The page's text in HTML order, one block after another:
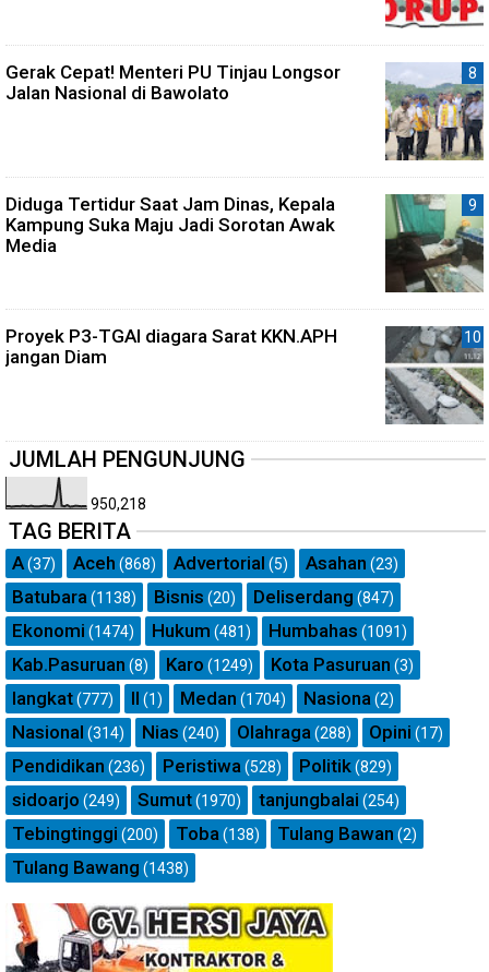
Gerak Cepat! Menteri PU Tinjau Longsor
Jalan Nasional di Bawolato
Diduga Tertidur Saat Jam Dinas, Kepala
Kampung Suka Maju Jadi Sorotan Awak
Media
Proyek P3-TGAI diagara Sarat KKN.APH
jangan Diam
JUMLAH PENGUNJUNG
950,218
TAG BERITA
A(37) Aceh (868) Advertorial (5) Asahan (23)
Batubara(1138) Bisnis (20) Deliserdang (847)
Ekonomi (1474) Hukum (481) Humbahas (1091)
Kab.Pasuruan (8) Karo (1249) Kota Pasuruan (3)
langkat(777) ll (1) Medan (1704) Nasiona(2)
Nasional (314) Nias (240) Olahraga(288) Opini (17)
Pendidikan (236) Peristiwa(528) Politik(829)
sidoarjo (249) Sumut(1970) tanjungbalai (254)
Tebingtinggi (200) Toba(138) Tulang Bawan (2)
Tulang Bawang (1438)